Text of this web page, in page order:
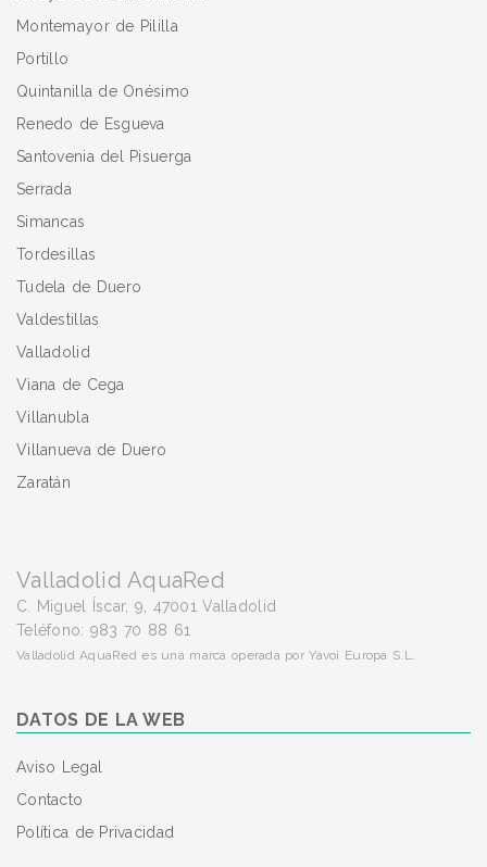
Montemayor de Pililla
Portillo
Quintanilla de Onésimo
Renedo de Esgueva
Santovenia del Pisuerga
Serrada
Simancas
Tordesillas
Tudela de Duero
Valdestillas
Valladolid
Viana de Cega
Villanubla
Villanueva de Duero
Zaratán
Valladolid AquaRed
C. Miguel Íscar, 9, 47001 Valladolid
Teléfono: 983 70 88 61
Valladolid AquaRed es una marca operada por Yavoi Europa S.L.
DATOS DE LA WEB
Aviso Legal
Contacto
Política de Privacidad